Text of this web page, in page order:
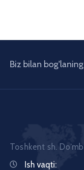
Biz bilan bog'laning
Toshkent sh.
Ish vaqti: